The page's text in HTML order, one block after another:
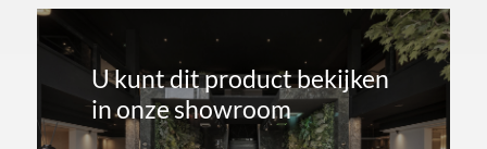
U kunt dit product bekijken
in onze showroom